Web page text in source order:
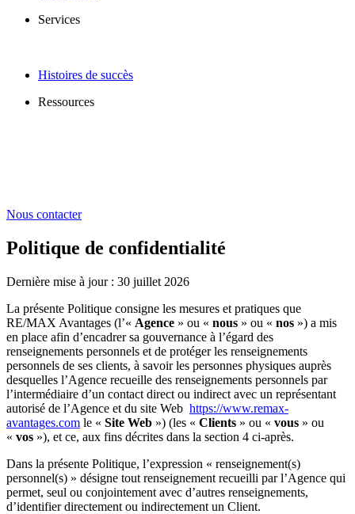
Services
Histoires de succès
Ressources
Nous contacter
Politique de confidentialité
Dernière mise à jour : 30 juillet 2026
La présente Politique consigne les mesures et pratiques que
RE/MAX Avantages (l’« Agence » ou « nous » ou « nos ») a mis
en place afin d’encadrer sa gouvernance à l’égard des
renseignements personnels et de protéger les renseignements
personnels de ses clients, à savoir les personnes physiques auprès
desquelles l’Agence recueille des renseignements personnels par
l’intermédiaire d’un contact direct ou indirect avec un représentant
autorisé de l’Agence et du site Web https://www.remax-
avantages.com le « Site Web ») (les « Clients » ou « vous » ou
« vos »), et ce, aux fins décrites dans la section 4 ci-après.
Dans la présente Politique, l’expression « renseignement(s)
personnel(s) » désigne tout renseignement recueilli par l’Agence qui
permet, seul ou conjointement avec d’autres renseignements,
d’identifier directement ou indirectement un Client.